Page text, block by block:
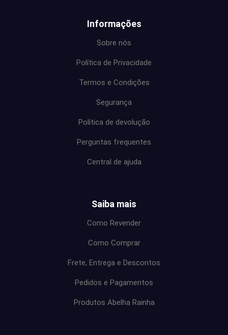
Informações
Sobre nós
Política de Privacidade
Termos e Condições
Segurança
Política de devolução
Perguntas frequentes
Central de ajuda
Saiba mais
Como Revender
Como Comprar
Frete, Entrega e Descontos
Pedidos e Pagamentos
Produtos Abelha Rainha